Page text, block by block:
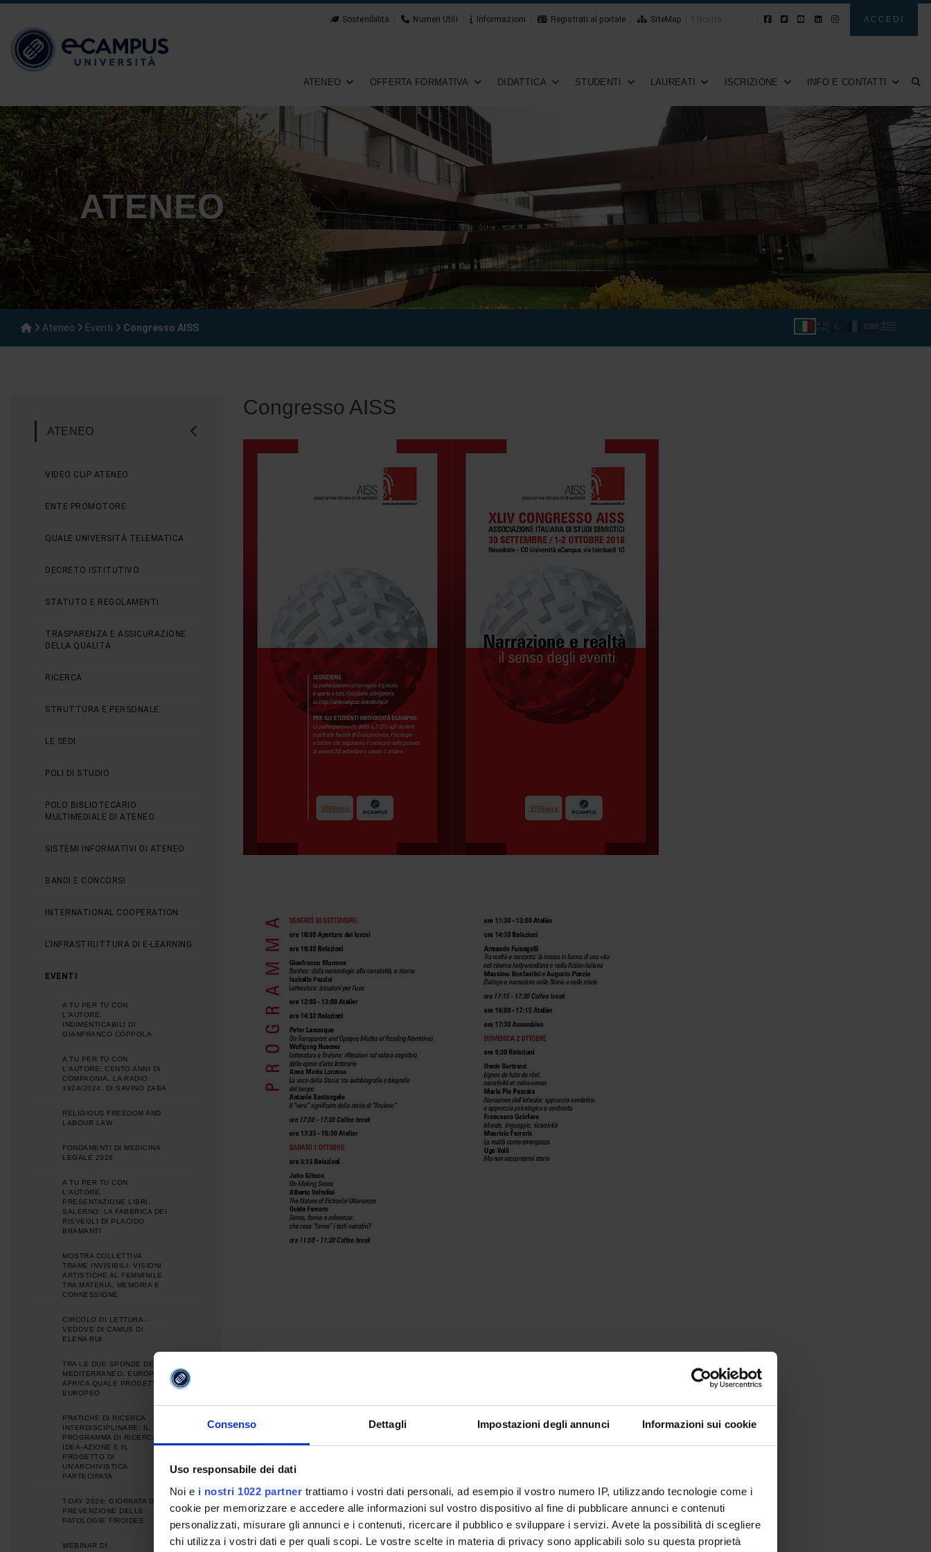
Consenso Dettagli Impostazioni degli annunci Informazioni sui cookie
Uso responsabile dei dati
Noi e i nostri 1022 partner trattiamo i vostri dati personali, ad esempio il vostro numero IP, utilizzando tecnologie come i
cookie per memorizzare e accedere alle informazioni sul vostro dispositivo al fine di pubblicare annunci e contenuti
personalizzati, misurare gli annunci e i contenuti, ricercare il pubblico e sviluppare i servizi. Avete la possibilità di scegliere
chi utilizza i vostri dati e per quali scopi. Le vostre scelte in materia di privacy sono applicabili solo su questa proprietà
Sostenibilità Numeri Utili Informazioni Registrati al portale SiteMap Novità ACCEDI
ATENEO OFFERTA FORMATIVA DIDATTICA STUDENTI LAUREATI ISCRIZIONE INFO E CONTATTI
ATENEO
Ateneo Eventi Congresso AISS
ATENEO
VIDEO CLIP ATENEO
ENTE PROMOTORE
QUALE UNIVERSITÀ TELEMATICA
DECRETO ISTITUTIVO
STATUTO E REGOLAMENTI
TRASPARENZA E ASSICURAZIONE
DELLA QUALITÀ
RICERCA
STRUTTURA E PERSONALE
LE SEDI
POLI DI STUDIO
POLO BIBLIOTECARIO
MULTIMEDIALE DI ATENEO
SISTEMI INFORMATIVI DI ATENEO
BANDI E CONCORSI
INTERNATIONAL COOPERATION
L'INFRASTRUTTURA DI E-LEARNING
EVENTI
A TU PER TU CON
L'AUTORE:
INDIMENTICABILI DI
GIANFRANCO COPPOLA
A TU PER TU CON
L'AUTORE: CENTO ANNI DI
COMPAGNIA, LA RADIO
1924/2024, DI SAVINO ZABA
RELIGIOUS FREEDOM AND
LABOUR LAW
FONDAMENTI DI MEDICINA
LEGALE 2026
A TU PER TU CON
L'AUTORE,
PRESENTAZIONE LIBRI,
SALERNO: LA FABBRICA DEI
RISVEGLI DI PLACIDO
BRAMANTI
MOSTRA COLLETTIVA
TRAME INVISIBILI: VISIONI
ARTISTICHE AL FEMMINILE
TRA MATERIA, MEMORIA E
CONNESSIONE
CIRCOLO DI LETTURA -
VEDOVE DI CAMUS DI
ELENA RUI
TRA LE DUE SPONDE DEL
MEDITERRANEO: EUROPA E
AFRICA QUALE PROGETTO
EUROPEO
PRATICHE DI RICERCA
INTERDISCIPLINARE: IL
PROGRAMMA DI RICERCA
IDEA-AZIONE E IL
PROGETTO DI
UN'ARCHIVISTICA
PARTECIPATA
T-DAY 2026: GIORNATA DI
PREVENZIONE DELLE
PATOLOGIE TIROIDEE
WEBINAR DI
Congresso AISS